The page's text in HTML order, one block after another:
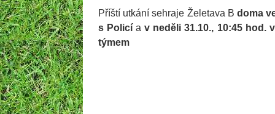
Příští utkání sehraje Želetava B doma
s Policíav neděli 31.10., 10:45 hod.
týmem